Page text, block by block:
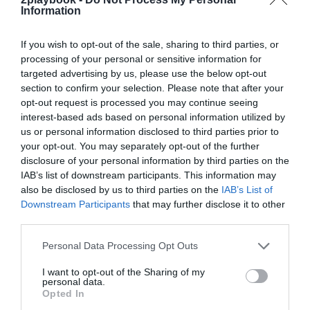
Information
If you wish to opt-out of the sale, sharing to third parties, or
processing of your personal or sensitive information for
targeted advertising by us, please use the below opt-out
section to confirm your selection. Please note that after your
opt-out request is processed you may continue seeing
interest-based ads based on personal information utilized by
us or personal information disclosed to third parties prior to
your opt-out. You may separately opt-out of the further
disclosure of your personal information by third parties on the
IAB’s list of downstream participants. This information may
also be disclosed by us to third parties on the IAB’s List of
Downstream Participants that may further disclose it to other
Personal Data Processing Opt Outs
I want to opt-out of the Sharing of my
personal data.
Opted In
España cuenta con 600 clubes de tiro
tiempos llegaron a operar 700 entidades
Las particularidades de la práctica deportiva del
tiro con arco son una de las principales dificultades a
la hora de fomentar su práctica entre la población.
“Tenemos el hándicap de las instalaciones. En toda la
ciudad de Madrid sólo hay tres equipamientos para
practicarlo y en Cataluña, por ejemplo, el CAR de San
Cugat no tiene ninguno”, apunta Martínez Orga.
Por estos motivos, la promoción del tiro con arco
en España es muy complicada. Pese a ello, se
mantienen en funcionamiento alrededor deunos 600
de las 19 federaciones autonómicas.
convertirse en el centro del tiro con arco internacional,
el próximo 2025, al presentar su candidatura para